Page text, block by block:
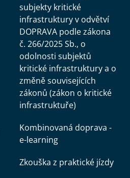
subjekty kritické
infrastruktury v odvětví
DOPRAVA podle zákona
č. 266/2025 Sb., o
odolnosti subjektů
kritické infrastruktury a o
změně souvisejících
zákonů (zákon o kritické
infrastruktuře)
Kombinovaná doprava -
e-learning
Zkouška z praktické jízdy